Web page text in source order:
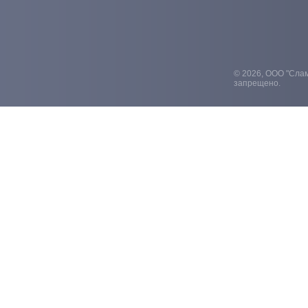
© 2026, ООО
запрещено.